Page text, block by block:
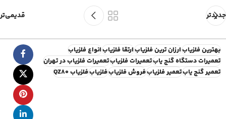
جدیدتر قدیمی‌تر
بهترین فلزیابارزان ترین فلزیابارتقا فلزیابانواع فلزیاب
تعمیرات دستگاه گنج یابتعمیرات فلزیابتعمیرات فلزیاب در تهران
تعمير گنج يابتعمير فلزيابفروش فلزیابفلزیابفلزیاب QZ80